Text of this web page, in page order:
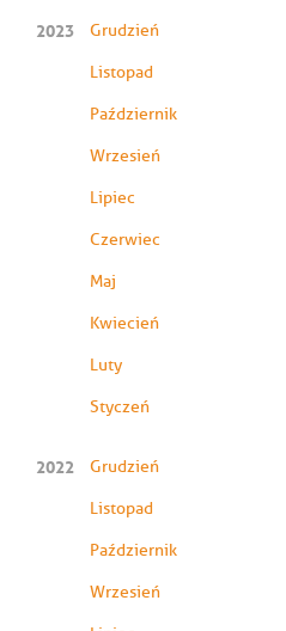
2023 Grudzień
Listopad
Październik
Wrzesień
Lipiec
Czerwiec
Maj
Kwiecień
Luty
Styczeń
2022 Grudzień
Listopad
Październik
Wrzesień